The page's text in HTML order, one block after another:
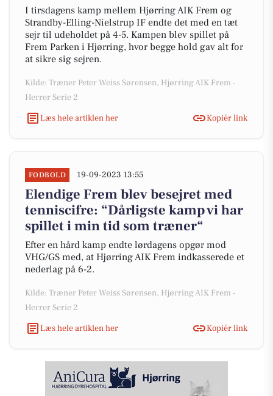
I tirsdagens kamp mellem Hjørring AIK Frem og
Strandby-Elling-Nielstrup IF endte det med en tæt
sejr til udeholdet på 4-5. Kampen blev spillet på
Frem Parken i Hjørring, hvor begge hold gav alt for
at sikre sig sejren.
Kilde: Træner Peter Weiss Sørensen, Hjørring AIK Frem -
Herrer Serie 2
Læs hele artiklen her
Kopiér link
FODBOLD 19-09-2023 13:55
Elendige Frem blev besejret med
tenniscifre: “Dårligste kamp vi har
spillet i min tid som træner“
Efter en hård kamp endte lørdagens opgør mod
VHG/GS med, at Hjørring AIK Frem indkasserede et
nederlag på 6-2.
Kilde: Træner Peter Weiss Sørensen, Hjørring AIK Frem -
Herrer Serie 2
Læs hele artiklen her
Kopiér link